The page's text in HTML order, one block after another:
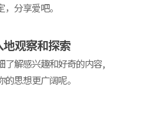
，分享爱吧。
地观察和探索
了解感兴趣和好奇的内容,
的思想更广阔呢。